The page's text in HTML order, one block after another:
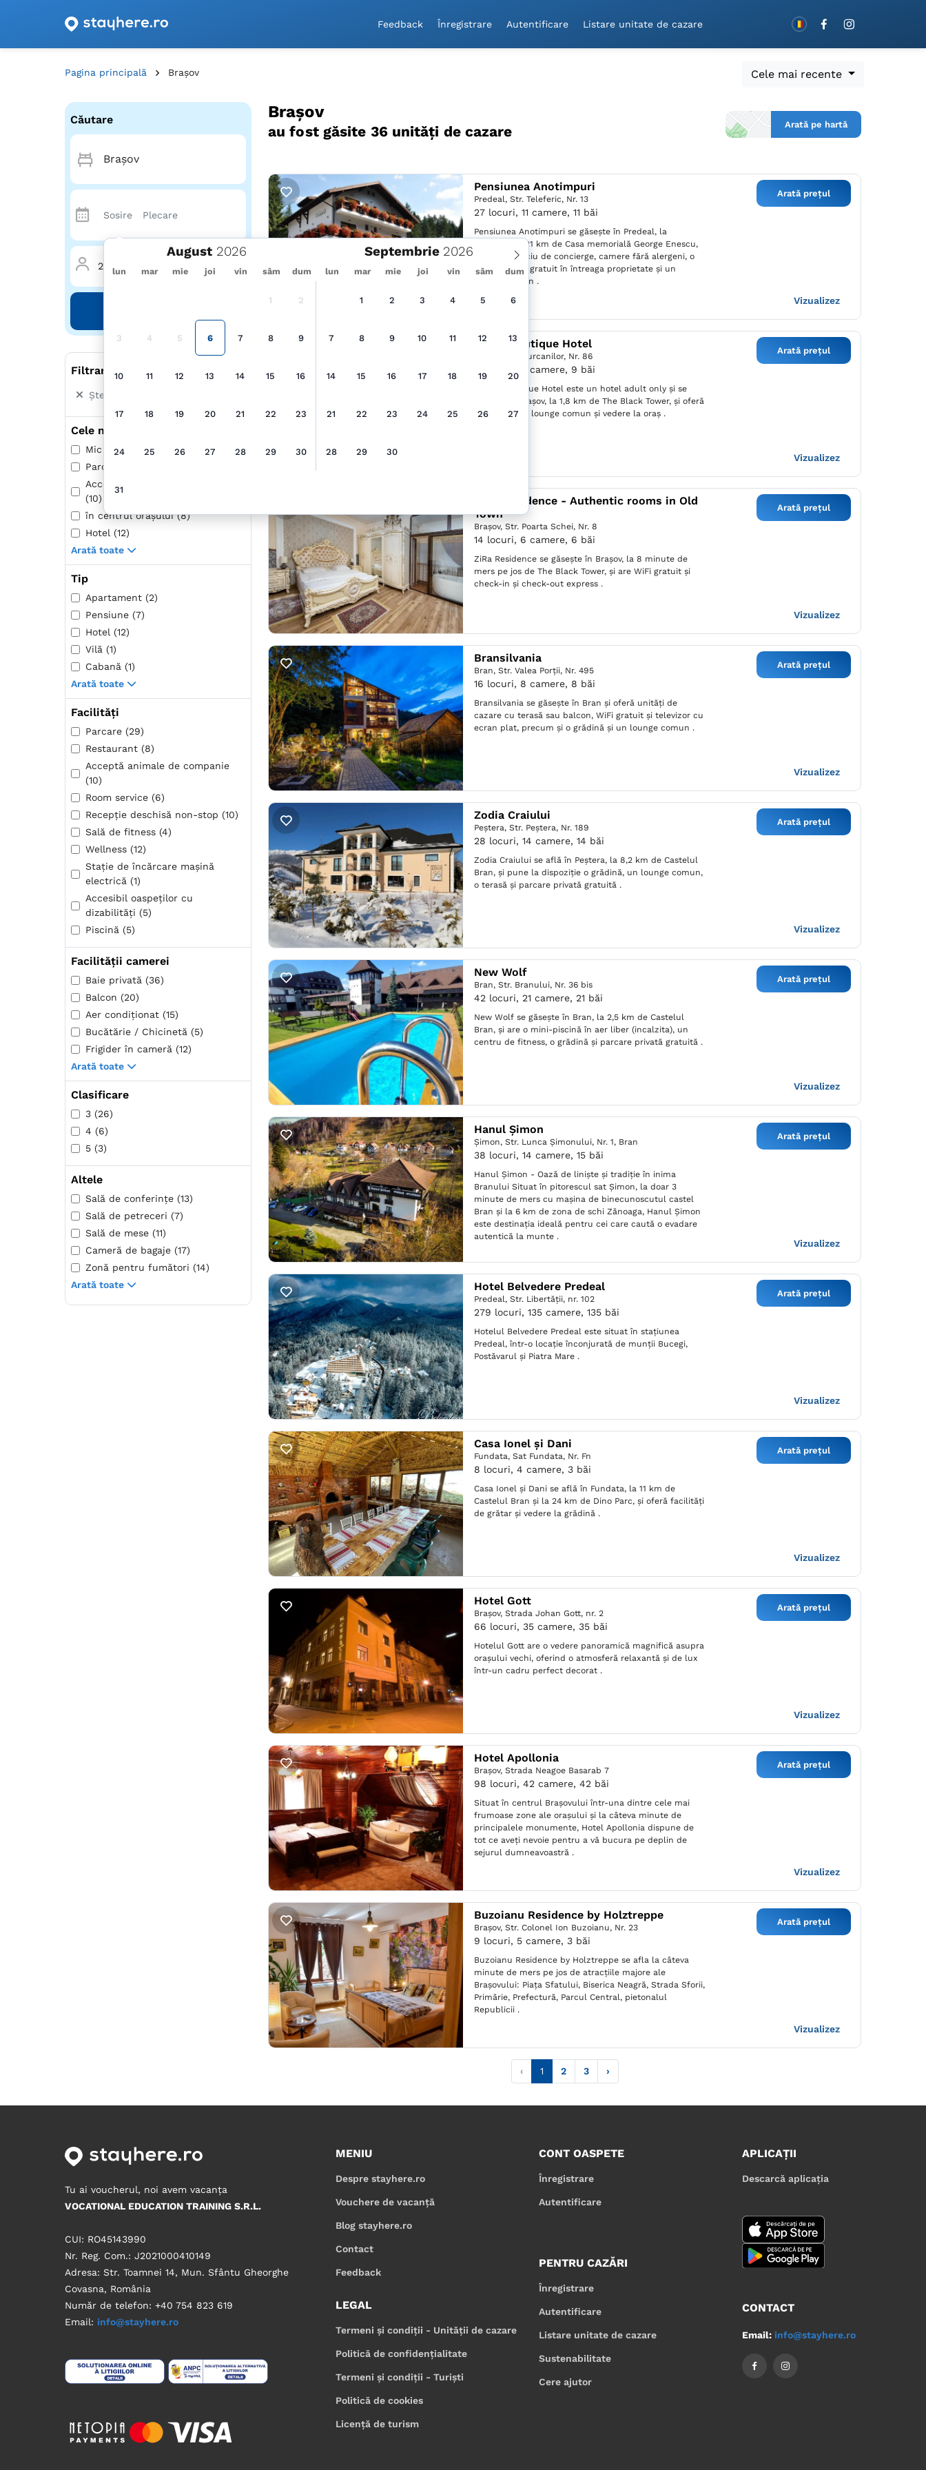
Feedback
Înregistrare Autentificare Listare unitate de cazare
Pagina principală Brașov Cele mai recente
Căutare
2 Adulți · 1 Cameră
Filtrare după
Șterge toate filtrele
Cele mai populare
Mic dejun inclus (22)
Parcare (29)
Acceptă animale de companie
(10)
în centrul oraşului (8)
Hotel (12)
Arată toate
Tip
Apartament (2)
Pensiune (7)
Hotel (12)
Vilă (1)
Cabană (1)
Arată toate
Facilități
Parcare (29)
Restaurant (8)
Acceptă animale de companie
(10)
Room service (6)
Recepţie deschisă non-stop (10)
Sală de fitness (4)
Wellness (12)
Stație de încărcare mașină
electrică (1)
Accesibil oaspeților cu
dizabilități (5)
Piscină (5)
Facilității camerei
Baie privată (36)
Balcon (20)
Aer condiţionat (15)
Bucătărie / Chicinetă (5)
Frigider în cameră (12)
Arată toate
Clasificare
3 (26)
4 (6)
5 (3)
Altele
Sală de conferințe (13)
Sală de petreceri (7)
Sală de mese (11)
Cameră de bagaje (17)
Zonă pentru fumători (14)
Arată toate
Brașov
au fost găsite 36 unităţi de cazare Arată pe hartă
Pensiunea Anotimpuri
Predeal,Str. Teleferic, Nr. 13
27 locuri, 11 camere, 11 băi
Pensiunea Anotimpuri se găsește în Predeal, la
aproximativ 21 km de Casa memorială George Enescu,
și oferă serviciu de concierge, camere fără alergeni, o
grădină, WiFi gratuit în întreaga proprietate și un
lounge comun .
Arată prețul
Vizualizez
Shard Boutique Hotel
Str. Curcanilor, Nr. 86
18 locuri, 9 camere, 9 băi
Shard Boutique Hotel este un hotel adult only și se
găsește în Brașov, la 1,8 km de The Black Tower, și oferă
o grădină, un lounge comun și vedere la oraș .
Arată prețul
Vizualizez
ZiRa Residence - Authentic rooms in Old
Town
Braşov,Str. Poarta Schei, Nr. 8
14 locuri, 6 camere, 6 băi
ZiRa Residence se găsește în Brașov, la 8 minute de
mers pe jos de The Black Tower, și are WiFi gratuit și
check-in și check-out express .
Arată prețul
Vizualizez
Bransilvania
Bran,Str. Valea Porții, Nr. 495
16 locuri, 8 camere, 8 băi
Bransilvania se găsește în Bran și oferă unități de
cazare cu terasă sau balcon, WiFi gratuit și televizor cu
ecran plat, precum și o grădină și un lounge comun .
Arată prețul
Vizualizez
Zodia Craiului
Peştera,Str. Peștera, Nr. 189
28 locuri, 14 camere, 14 băi
Zodia Craiului se află în Peştera, la 8,2 km de Castelul
Bran, și pune la dispoziție o grădină, un lounge comun,
o terasă și parcare privată gratuită .
Arată prețul
Vizualizez
New Wolf
Bran,Str. Branului, Nr. 36 bis
42 locuri, 21 camere, 21 băi
New Wolf se găsește în Bran, la 2,5 km de Castelul
Bran, și are o mini-piscină în aer liber (incalzita), un
centru de fitness, o grădină și parcare privată gratuită .
Arată prețul
Vizualizez
Hanul Șimon
Şimon,Str. Lunca Șimonului, Nr. 1, Bran
38 locuri, 14 camere, 15 băi
Hanul Șimon - Oază de liniște și tradiție în inima
Branului Situat în pitorescul sat Șimon, la doar 3
minute de mers cu mașina de binecunoscutul castel
Bran și la 6 km de zona de schi Zănoaga, Hanul Șimon
este destinația ideală pentru cei care caută o evadare
autentică la munte .
Arată prețul
Vizualizez
Hotel Belvedere Predeal
Predeal,Str. Libertății, nr. 102
279 locuri, 135 camere, 135 băi
Hotelul Belvedere Predeal este situat în stațiunea
Predeal, într-o locație înconjurată de munții Bucegi,
Postăvarul și Piatra Mare .
Arată prețul
Vizualizez
Casa Ionel și Dani
Fundata,Sat Fundata, Nr. Fn
8 locuri, 4 camere, 3 băi
Casa Ionel și Dani se află în Fundata, la 11 km de
Castelul Bran și la 24 km de Dino Parc, și oferă facilități
de grătar și vedere la grădină .
Arată prețul
Vizualizez
Hotel Gott
Braşov,Strada Johan Gott, nr. 2
66 locuri, 35 camere, 35 băi
Hotelul Gott are o vedere panoramică magnifică asupra
oraşului vechi, oferind o atmosferă relaxantă şi de lux
într-un cadru perfect decorat .
Arată prețul
Vizualizez
Hotel Apollonia
Braşov,Strada Neagoe Basarab 7
98 locuri, 42 camere, 42 băi
Situat în centrul Braşovului într-una dintre cele mai
frumoase zone ale oraşului şi la câteva minute de
principalele monumente, Hotel Apollonia dispune de
tot ce aveţi nevoie pentru a vă bucura pe deplin de
sejurul dumneavoastră .
Arată prețul
Vizualizez
Buzoianu Residence by Holztreppe
Braşov,Str. Colonel Ion Buzoianu, Nr. 23
9 locuri, 5 camere, 3 băi
Buzoianu Residence by Holztreppe se afla la câteva
minute de mers pe jos de atracțiile majore ale
Brașovului: Piața Sfatului, Biserica Neagră, Strada Sforii,
Primărie, Prefectură, Parcul Central, pietonalul
Republicii .
Arată prețul
Vizualizez
‹ 1 2 3 ›
Tu ai voucherul, noi avem vacanța
VOCATIONAL EDUCATION TRAINING S.R.L.
CUI: RO45143990
Nr. Reg. Com.: J2021000410149
Adresa: Str. Toamnei 14, Mun. Sfântu Gheorghe
Covasna, România
Număr de telefon: +40 754 823 619
Email: info@stayhere.ro
MENIU
Despre stayhere.ro
Vouchere de vacanță
Blog stayhere.ro
Contact
Feedback
LEGAL
Termeni și condiții - Unității de cazare
Politică de confidențialitate
Termeni și condiții - Turiști
Politică de cookies
Licență de turism
CONT OASPETE
Înregistrare
Autentificare
PENTRU CAZĂRI
Înregistrare
Autentificare
Listare unitate de cazare
Sustenabilitate
Cere ajutor
APLICAȚII
Descarcă aplicația
CONTACT
Email: info@stayhere.ro
August Septembrie
lun mar mie joi vin sâm dum lun mar mie joi vin sâm dum
1 2
3 4 5 6 7 8 9
10 11 12 13 14 15 16
17 18 19 20 21 22 23
24 25 26 27 28 29 30
31
1 2 3 4 5 6
7 8 9 10 11 12 13
14 15 16 17 18 19 20
21 22 23 24 25 26 27
28 29 30